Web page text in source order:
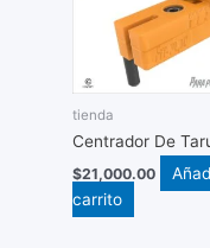
tienda
Centrador De
$21,000.00
carrito